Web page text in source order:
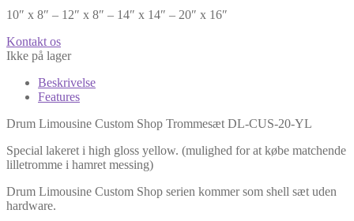
10″ x 8″ – 12″ x 8″ – 14″ x 14″ – 20″ x 16″
Kontakt os
Ikke på lager
Beskrivelse
Features
Drum Limousine Custom Shop Trommesæt DL-CUS-20-YL
Special lakeret i high gloss yellow. (mulighed for at købe matchende
lilletromme i hamret messing)
Drum Limousine Custom Shop serien kommer som shell sæt uden
hardware.